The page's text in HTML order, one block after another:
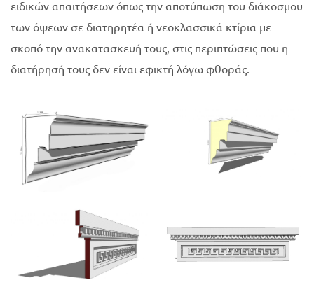
ειδικών απαιτήσεων όπως την αποτύπωση του διάκοσμου
των όψεων σε διατηρητέα ή νεοκλασσικά κτίρια με
σκοπό την ανακατασκευή τους, στις περιπτώσεις που η
διατήρησή τους δεν είναι εφικτή λόγω φθοράς.